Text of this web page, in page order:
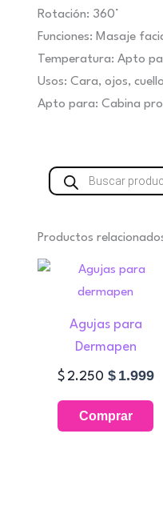
Rotación: 360°
Funciones: Masaje
Temperatura: Apto
Usos: Cara, ojos,
Apto para: Cabina
Búsqueda
de
Productos
Agujas para
Dermapen
$ 2.250
El
precio
era:
$2.250.
$ 1.999
Comprar
se